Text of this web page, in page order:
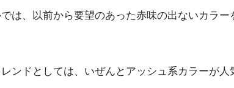
は、以前から要望のあった赤味の出ないカラー
ンドとしては、いぜんとアッシュ系カラーが人